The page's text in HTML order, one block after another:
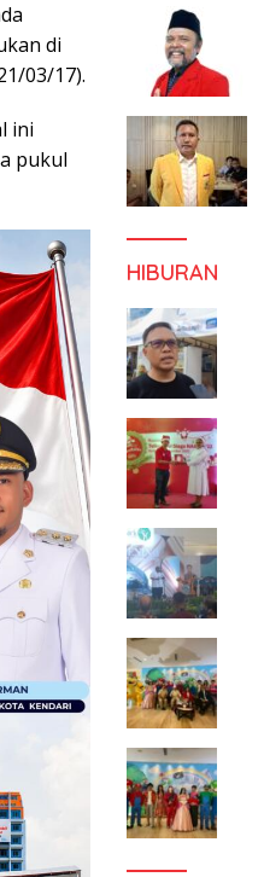
di
03/17).
ini
pukul
HIBURAN